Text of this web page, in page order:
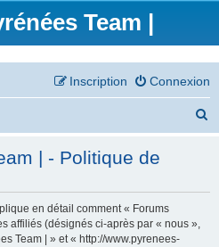
Team |
Connexion
Inscription
h
| - Politique de
en détail comment « Forums
affiliés (désignés ci-après par « nous »,
Team | » et « http://www.pyrenees-